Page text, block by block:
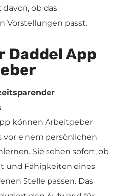
ob das
Vorstellungen passt.
Daddel App
können Arbeitgeber
vor einem persönlichen
Sie sehen sofort, ob
und Fähigkeiten eines
Stelle passen. Das